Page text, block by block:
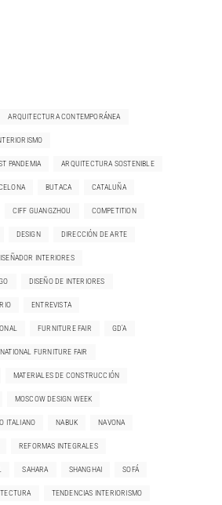
ARQUITECTURA CONTEMPORÁNEA
PANDEMIA ARQUITECTURA SOSTENIBLE
BUTACA CATALUÑA
CIFF GUANGZHOU COMPETITION
DESIGN DIRECCIÓN DE ARTE
INTERIORES
DISEÑO DE INTERIORES
ENTREVISTA
FURNITURE FAIR GD'A
FURNITURE FAIR
MATERIALES DE CONSTRUCCIÓN
MOSCOW DESIGN WEEK
ITALIANO NABUK NAVONA
REFORMAS INTEGRALES
SAHARA SHANGHAI SOFÁ
TENDENCIAS INTERIORISMO